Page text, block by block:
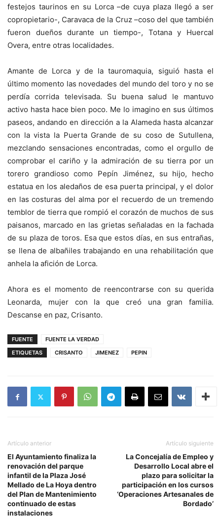
festejos taurinos en su Lorca –de cuya plaza llegó a ser
copropietario-, Caravaca de la Cruz –coso del que también
fueron dueños durante un tiempo-, Totana y Huercal
Overa, entre otras localidades.
Amante de Lorca y de la tauromaquia, siguió hasta el
último momento las novedades del mundo del toro y no se
perdía corrida televisada. Su buena salud le mantuvo
activo hasta hace bien poco. Me lo imagino en sus últimos
paseos, andando en dirección a la Alameda hasta alcanzar
con la vista la Puerta Grande de su coso de Sutullena,
mezclando sensaciones encontradas, como el orgullo de
comprobar el cariño y la admiración de su tierra por un
torero grandioso como Pepín Jiménez, su hijo, hecho
estatua en los aledaños de esa puerta principal, y el dolor
en las costuras del alma por el recuerdo de un tremendo
temblor de tierra que rompió el corazón de muchos de sus
paisanos, marcado en las grietas señaladas en la fachada
de su plaza de toros. Esa que estos días, en sus entrañas,
se llena de albañiles trabajando en una rehabilitación que
anhela la afición de Lorca.
Ahora es el momento de reencontrarse con su querida
Leonarda, mujer con la que creó una gran familia.
Descanse en paz, Crisanto.
FUENTE
FUENTE LA VERDAD
ETIQUETAS
CRISANTO JIMENEZ PEPIN
Artículo anterior
El Ayuntamiento finaliza la
renovación del parque
infantil de la Plaza José
Mellado de La Hoya dentro
del Plan de Mantenimiento
continuado de estas
instalaciones
Artículo siguiente
La Concejalía de Empleo y
Desarrollo Local abre el
plazo para solicitar la
participación en los cursos
‘Operaciones Artesanales de
Bordado’